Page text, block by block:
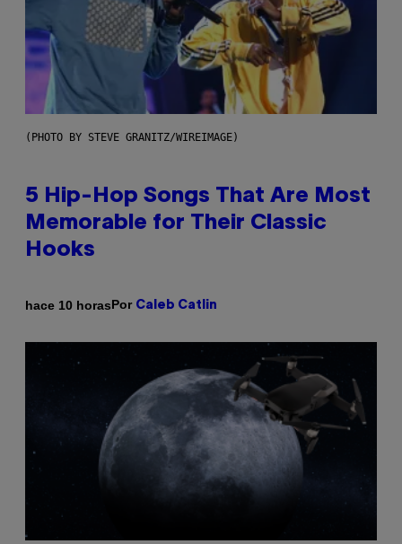
(PHOTO BY STEVE GRANITZ/WIREIMAGE)
5 Hip-Hop Songs That Are Most
Memorable for Their Classic
Hooks
hace 10 horasPor Caleb Catlin